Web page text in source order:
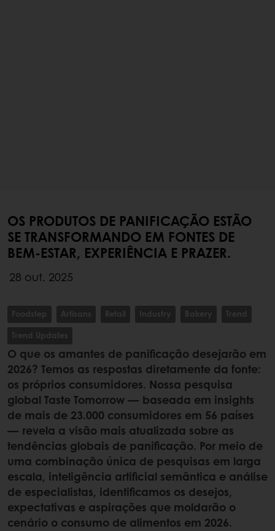
OS PRODUTOS DE PANIFICAÇÃO ESTÃO
SE TRANSFORMANDO EM FONTES DE
BEM-ESTAR, EXPERIÊNCIA E PRAZER.
28 out. 2025
Foodstep Artisans Retail Industry Bakery
Trend
Trend Updates
O que os amantes de panificação desejarão em
2026? Temos as respostas diretamente da fonte:
os próprios consumidores. Nossa pesquisa
global Taste Tomorrow — baseada em insights
de mais de 23.000 consumidores em 56 países
— revela a visão mais atualizada sobre as
tendências globais de panificação. Por meio de
uma combinação única de pesquisas em larga
escala, inteligência artificial semântica e análise
de especialistas, identificamos os desejos,
expectativas e aspirações que moldarão o
cenário o consumo de alimentos em 2026.